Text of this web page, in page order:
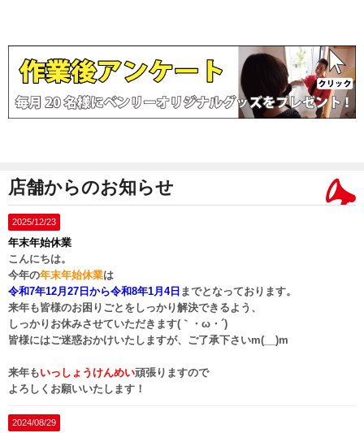
店舗からのお知らせ
2025/12/23
年末年始休業
こんにちは。
今年の年末年始休業は
令和7年12月27日 から令和8年1月4日 までとなっております。
来年も皆様のお困りごとをしっかり解決できるよう、
しっかりお休みさせていただきます(｀・ω・´)ゞ
皆様にはご迷惑おかけいたしますが、ご了承下さいm(__)m
来年もいっしょうけんめい頑張りますので
よろしくお願いいたします！
2024/08/29